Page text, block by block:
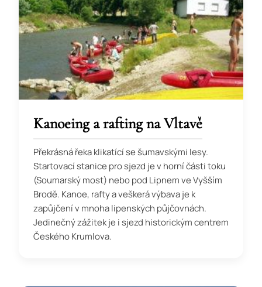
Kanoeing a rafting na Vltavě
Překrásná řeka klikatící se šumavskými lesy.
Startovací stanice pro sjezd je v horní části toku
(Soumarský most) nebo pod Lipnem ve Vyšším
Brodě. Kanoe, rafty a veškerá výbava je k
zapůjčení v mnoha lipenských půjčovnách.
Jedinečný zážitek je i sjezd historickým centrem
Českého Krumlova.